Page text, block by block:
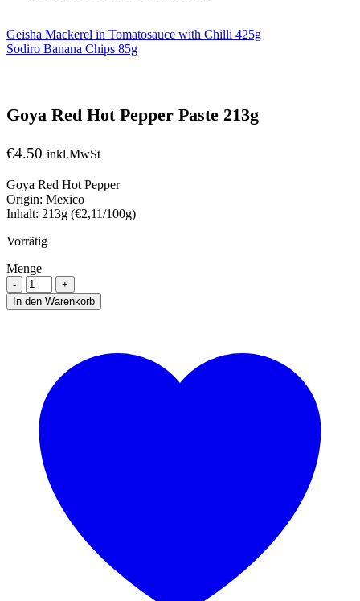
Geisha Mackerel in Tomatosauce with Chilli 425g
Sodiro Banana Chips 85g
Goya Red Hot Pepper Paste 213g
€4.50 inkl.MwSt
Goya Red Hot Pepper
Origin: Mexico
Inhalt: 213g (€2,11/100g)
Vorrätig
Menge
Menge
In den Warenkorb